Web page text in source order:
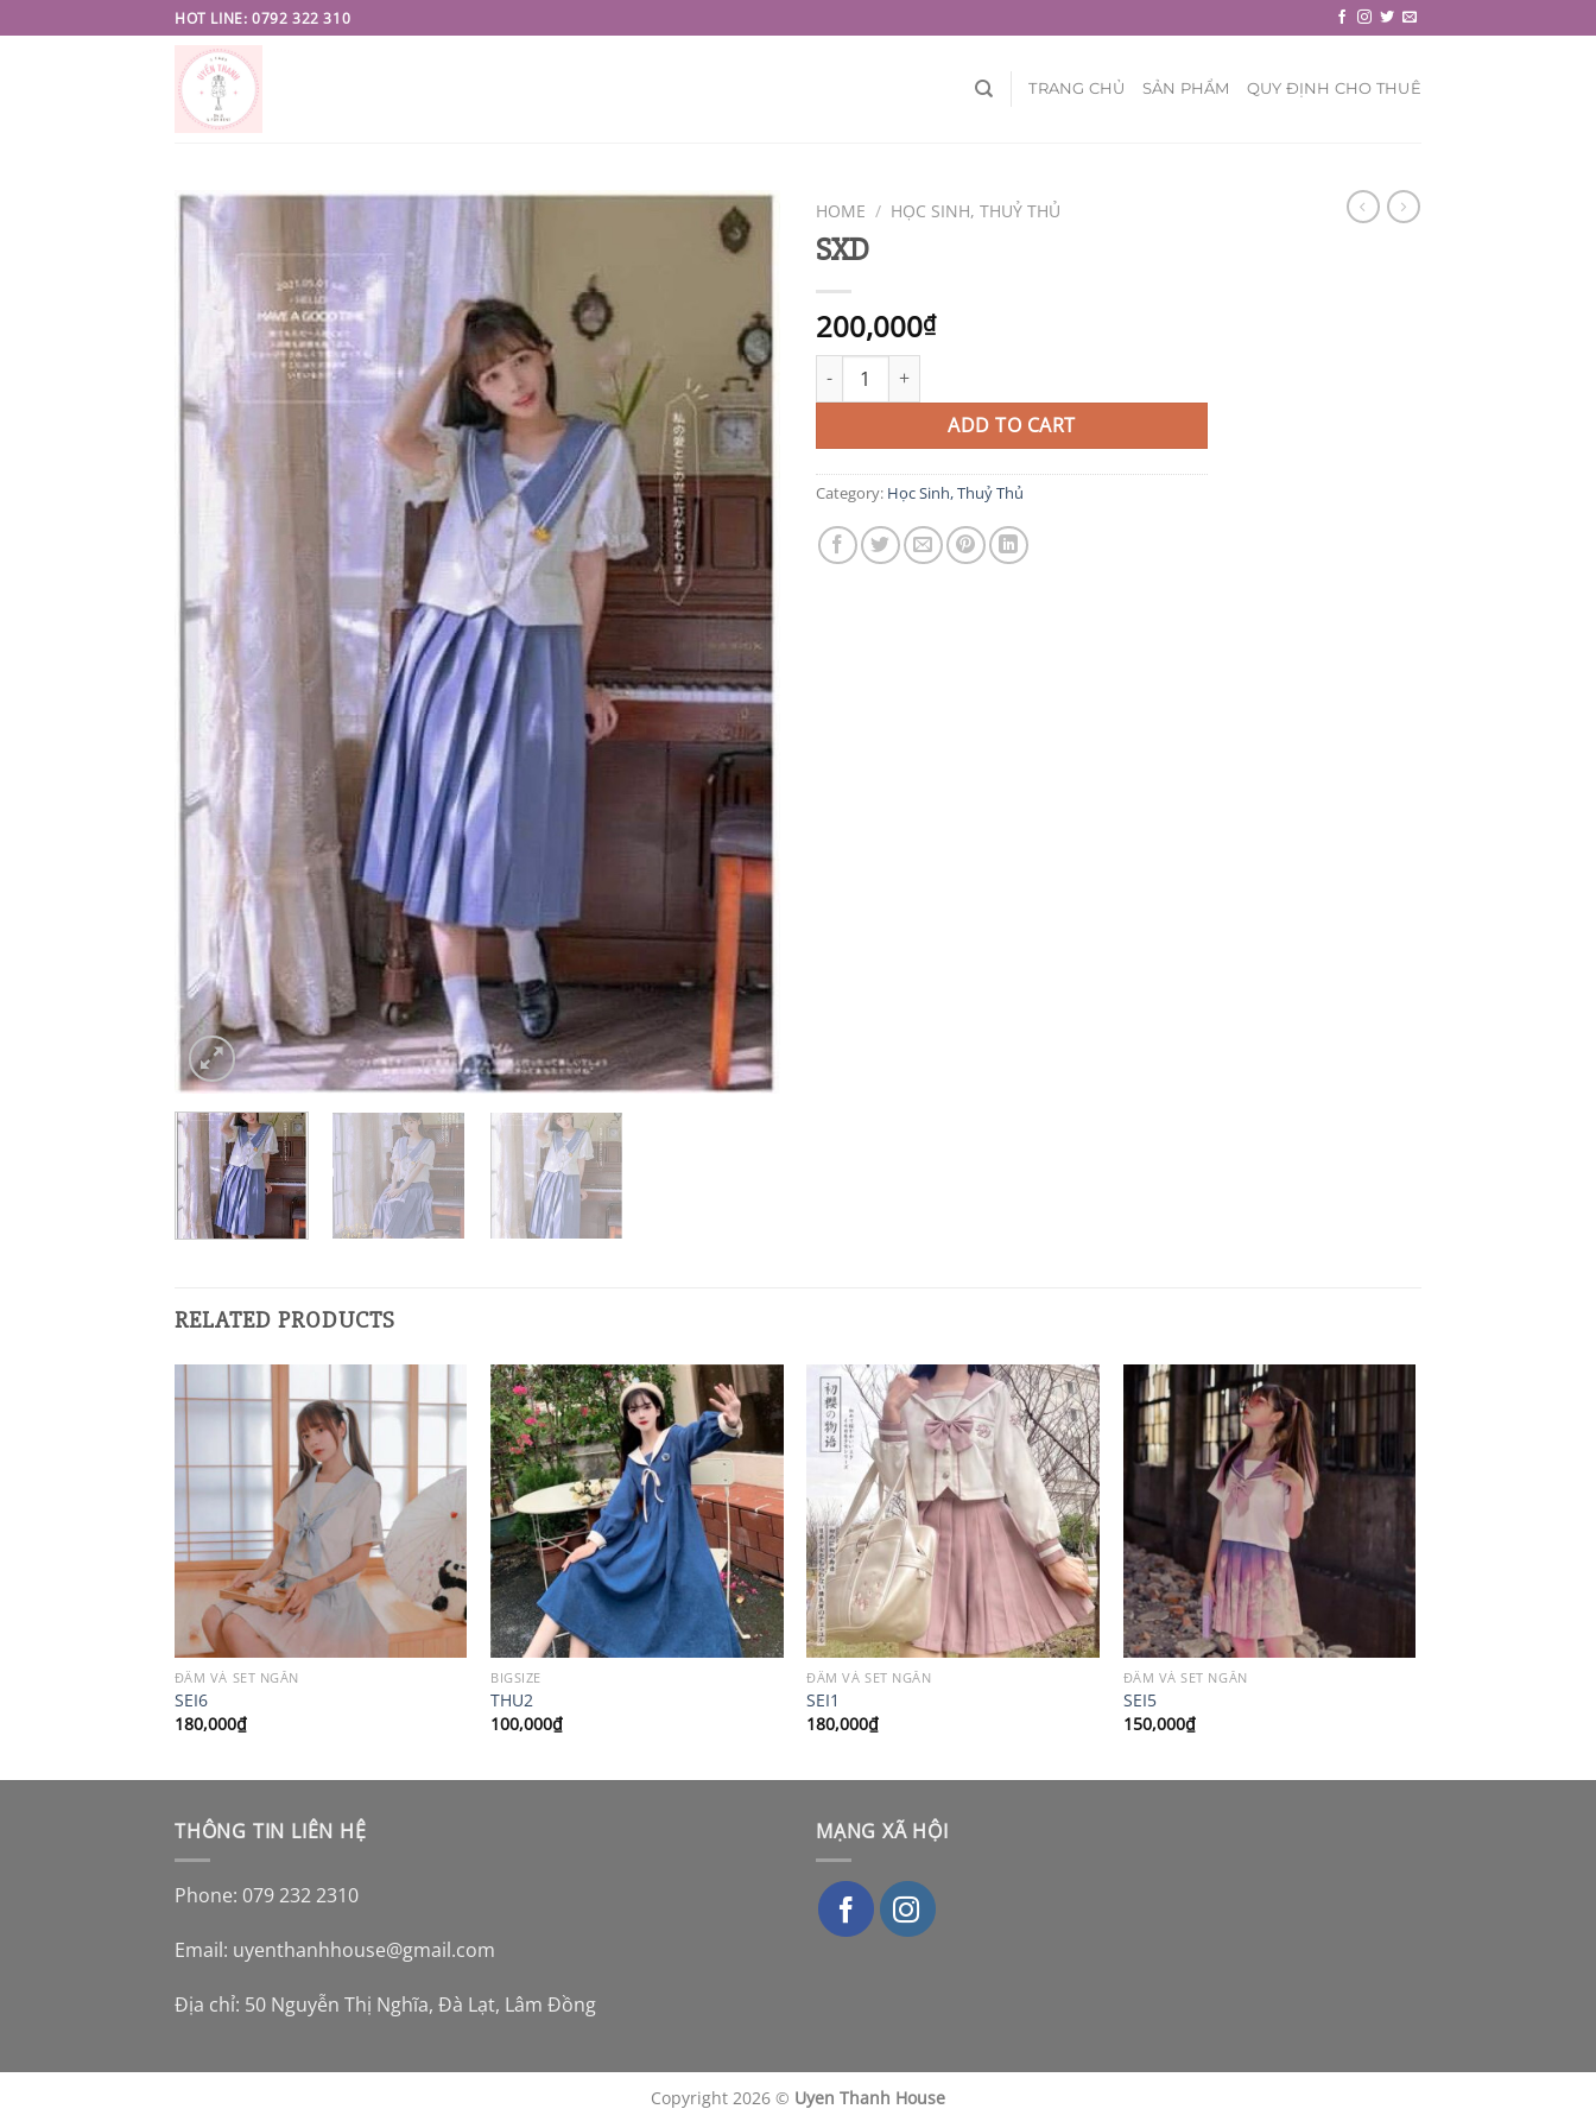
to
HOT LINE: 0792 322 310
TRANG CHỦ SẢN PHẨM QUY ĐỊNH CHO THUÊ
HOME / HỌC SINH, THUỶ THỦ
SXD
200,000₫
SXD quantity
ADD TO CART
Category: Học Sinh, Thuỷ Thủ
RELATED PRODUCTS
ĐẦM VÀ SET NGẮN
SEI6
180,000₫
BIGSIZE
THU2
100,000₫
ĐẦM VÀ SET NGẮN
SEI1
180,000₫
ĐẦM VÀ SET NGẮN
SEI5
150,000₫
THÔNG TIN LIÊN HỆ
Phone: 079 232 2310
Email: uyenthanhhouse@gmail.com
Địa chỉ: 50 Nguyễn Thị Nghĩa, Đà Lạt, Lâm Đồng
MẠNG XÃ HỘI
Copyright 2026 © Uyen Thanh House